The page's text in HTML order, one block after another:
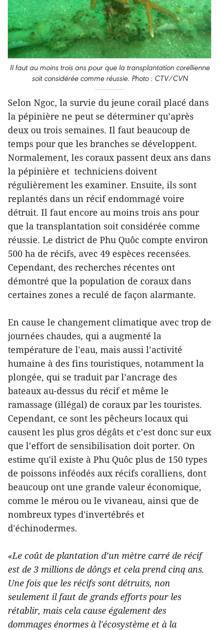
Il faut au moins trois ans pour que la transplantation corellienne
soit considérée comme réussie. Photo : CTV/CVN
Selon Ngoc, la survie du jeune corail placé dans
la pépinière ne peut se déterminer qu’après
deux ou trois semaines. Il faut beaucoup de
temps pour que les branches se développent.
Normalement, les coraux passent deux ans dans
la pépinière et techniciens doivent
régulièrement les examiner. Ensuite, ils sont
replantés dans un récif endommagé voire
détruit. Il faut encore au moins trois ans pour
que la transplantation soit considérée comme
réussie. Le district de Phu Quôc compte environ
500 ha de récifs, avec 49 espèces recensées.
Cependant, des recherches récentes ont
démontré que la population de coraux dans
certaines zones a reculé de façon alarmante.
En cause le changement climatique avec trop de
journées chaudes, qui a augmenté la
température de l'eau, mais aussi l’activité
humaine à des fins touristiques, notamment la
plongée, qui se traduit par l’ancrage des
bateaux au-dessus du récif et même le
ramassage (illégal) de coraux par les touristes.
Cependant, ce sont les pêcheurs locaux qui
causent les plus gros dégâts et c’est donc sur eux
que l’effort de sensibilisation doit porter. On
estime qu'il existe à Phu Quôc plus de 150 types
de poissons inféodés aux récifs coralliens, dont
beaucoup ont une grande valeur économique,
comme le mérou ou le vivaneau, ainsi que de
nombreux types d'invertébrés et
d'échinodermes.
«Le coût de plantation d’un mètre carré de récif
est de 3 millions de dôngs et cela prend cinq ans.
Une fois que les récifs sont détruits, non
seulement il faut de grands efforts pour les
rétablir, mais cela cause également des
dommages énormes à l'écosystème et à la